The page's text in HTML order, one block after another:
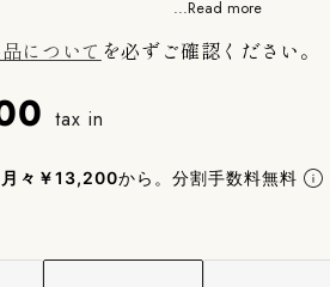
リエーションと時代を超えて愛さ
付属 ※USB対応のACアダプター
...Read more
について を必ずご確認ください。
tax in
月々￥13,200から。分割手数料無料